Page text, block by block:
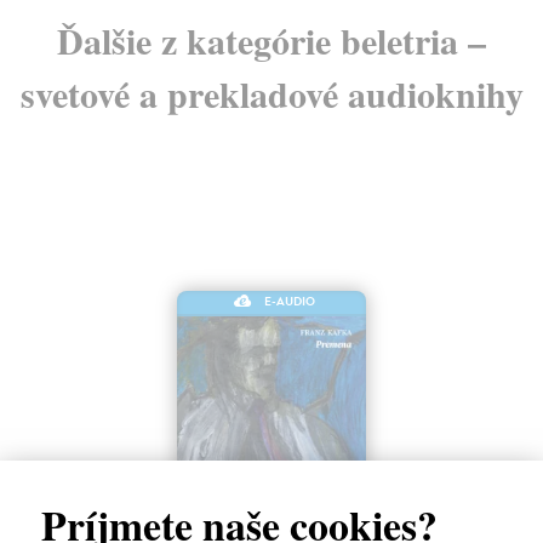
Príjmete naše cookies?
Ďalšie z kategórie beletria –
svetové a prekladové audioknihy
E-AUDIO
Premena